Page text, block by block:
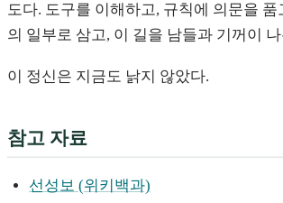
도다. 도구를 이해하고, 규칙에 의문을
의 일부로 삼고, 이 길을 남들과 기꺼이
이 정신은 지금도 낡지 않았다.
참고 자료
선성보 (위키백과)